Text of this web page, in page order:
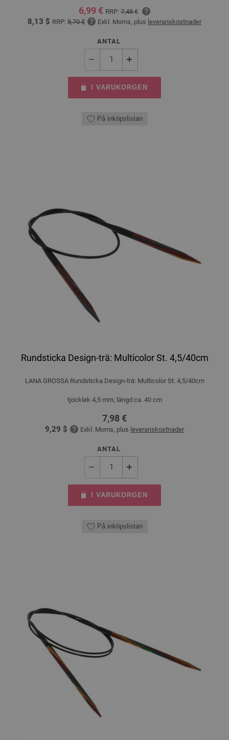
6,99 € RRP: 7,48 €
8,13 $ RRP: 8,70 $ Exkl. Moms, plus leveranskostnader
ANTAL
I VARUKORGEN
På inköpslistan
Rundsticka Design-trä: Multicolor St. 4,5/40cm
LANA GROSSA Rundsticka Design-trä: Multicolor St. 4,5/40cm
tjocklek 4,5 mm; längd ca. 40 cm
7,98 €
9,29 $ Exkl. Moms, plus leveranskostnader
ANTAL
I VARUKORGEN
På inköpslistan